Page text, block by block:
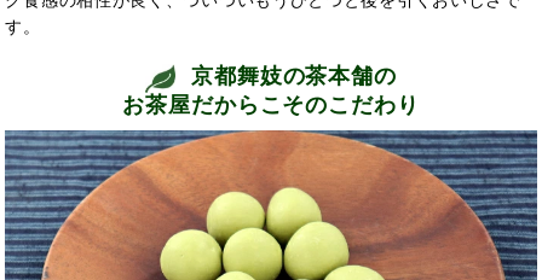
す。
京都舞妓の茶本舗の
お茶屋だからこそのこだわり